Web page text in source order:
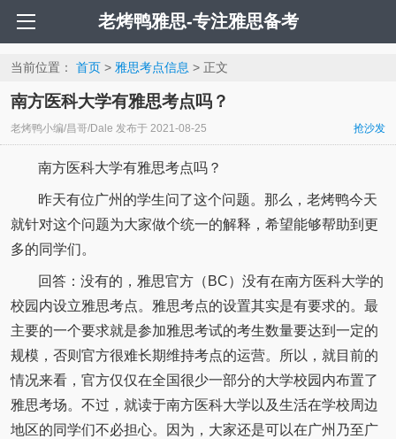
老烤鸭雅思-专注雅思备考
当前位置： 首页> 雅思考点信息 > 正文
南方医科大学有雅思考点吗？
老烤鸭小编/昌哥/Dale 发布于 2021-08-25 抢沙发
南方医科大学有雅思考点吗？
昨天有位广州的学生问了这个问题。那么，老烤鸭今天
就针对这个问题为大家做个统一的解释，希望能够帮助到更
多的同学们。
回答：没有的，雅思官方（BC）没有在南方医科大学的
校园内设立雅思考点。雅思考点的设置其实是有要求的。最
主要的一个要求就是参加雅思考试的考生数量要达到一定的
规模，否则官方很难长期维持考点的运营。所以，就目前的
情况来看，官方仅仅在全国很少一部分的大学校园内布置了
雅思考场。不过，就读于南方医科大学以及生活在学校周边
地区的同学们不必担心。因为，大家还是可以在广州乃至广